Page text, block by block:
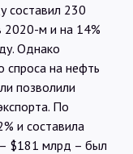
составил 230
2020-м и на 14%
Однако
спроса на нефть
позволили
По
и составила
$181 млрд – был